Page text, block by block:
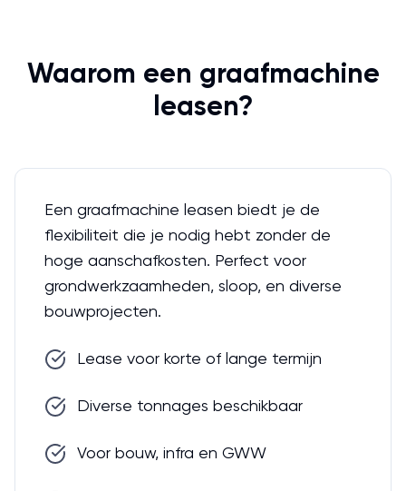
Waarom een graafmachine
leasen?
Een graafmachine leasen biedt je de
flexibiliteit die je nodig hebt zonder de
hoge aanschafkosten. Perfect voor
grondwerkzaamheden, sloop, en diverse
bouwprojecten.
Lease voor korte of lange termijn
Diverse tonnages beschikbaar
Voor bouw, infra en GWW